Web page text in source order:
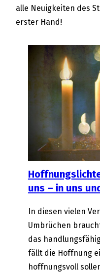
alle Neuigkeiten des
erster Hand!
uns – in uns
In diesen vielen
Umbrüchen
das
fällt die Hoffnung
hoffnungsvoll